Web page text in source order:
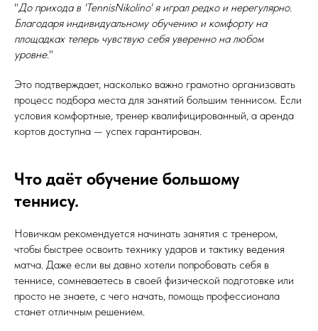
"До прихода в 'TennisNikolino' я играл редко и нерегулярно.
Благодаря индивидуальному обучению и комфорту на
площадках теперь чувствую себя уверенно на любом
уровне."
Это подтверждает, насколько важно грамотно организовать
процесс подбора места для занятий большим теннисом. Если
условия комфортные, тренер квалифицированный, а аренда
кортов доступна — успех гарантирован.
Что даёт обучение большому
теннису.
Новичкам рекомендуется начинать занятия с тренером,
чтобы быстрее освоить технику ударов и тактику ведения
матча. Даже если вы давно хотели попробовать себя в
теннисе, сомневаетесь в своей физической подготовке или
просто не знаете, с чего начать, помощь профессионала
станет отличным решением.